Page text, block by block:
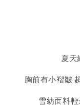
夏天
胸前有小褶皺
雪紡面料